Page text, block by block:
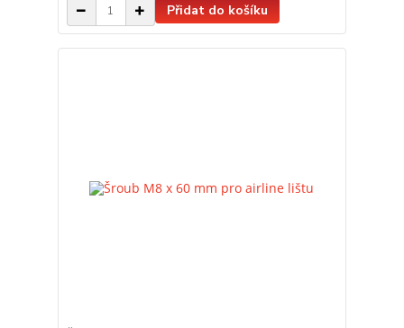
Přidat do košíku